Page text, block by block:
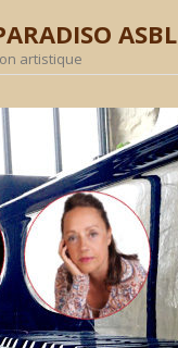
ASBL
artistique